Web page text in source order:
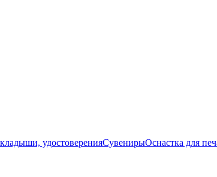
удостоверенияСувенирыОснастка для